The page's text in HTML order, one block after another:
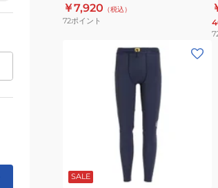
￥7,920 （税込）
72ポイント
SALE